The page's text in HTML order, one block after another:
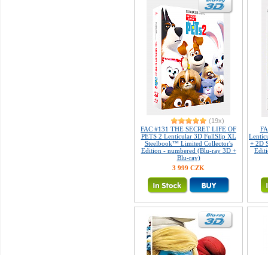
(19x)
FAC #131 THE SECRET LIFE OF
PETS 2 Lenticular 3D FullSlip XL
Steelbook™ Limited Collector's
Edition - numbered (Blu-ray 3D +
Blu-ray)
3 999 CZK
+ 2D